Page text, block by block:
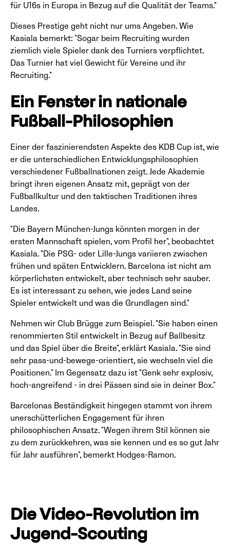
für U16s in Europa in Bezug auf die Qualität der Teams."
Dieses Prestige geht nicht nur ums Angeben. Wie
Kasiala bemerkt: "Sogar beim Recruiting wurden
ziemlich viele Spieler dank des Turniers verpflichtet.
Das Turnier hat viel Gewicht für Vereine und ihr
Recruiting."
Ein Fenster in nationale
Fußball-Philosophien
Einer der faszinierendsten Aspekte des KDB Cup ist, wie
er die unterschiedlichen Entwicklungsphilosophien
verschiedener Fußballnationen zeigt. Jede Akademie
bringt ihren eigenen Ansatz mit, geprägt von der
Fußballkultur und den taktischen Traditionen ihres
Landes.
"Die Bayern München-Jungs könnten morgen in der
ersten Mannschaft spielen, vom Profil her", beobachtet
Kasiala. "Die PSG- oder Lille-Jungs variieren zwischen
frühen und späten Entwicklern. Barcelona ist nicht am
körperlichsten entwickelt, aber technisch sehr sauber.
Es ist interessant zu sehen, wie jedes Land seine
Spieler entwickelt und was die Grundlagen sind."
Nehmen wir Club Brügge zum Beispiel. "Sie haben einen
renommierten Stil entwickelt in Bezug auf Ballbesitz
und das Spiel über die Breite", erklärt Kasiala. "Sie sind
sehr pass-und-bewege-orientiert, sie wechseln viel die
Positionen." Im Gegensatz dazu ist "Genk sehr explosiv,
hoch-angreifend - in drei Pässen sind sie in deiner Box."
Barcelonas Beständigkeit hingegen stammt von ihrem
unerschütterlichen Engagement für ihren
philosophischen Ansatz. "Wegen ihrem Stil können sie
zu dem zurückkehren, was sie kennen und es so gut Jahr
für Jahr ausführen", bemerkt Hodges-Ramon.
Die Video-Revolution im
Jugend-Scouting